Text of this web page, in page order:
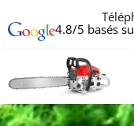
4.8/5 basés